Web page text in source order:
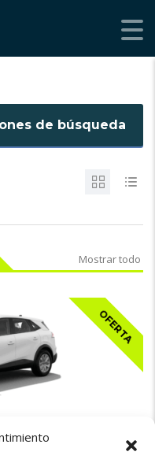
de búsqueda
Mostrar todo
OFERTA